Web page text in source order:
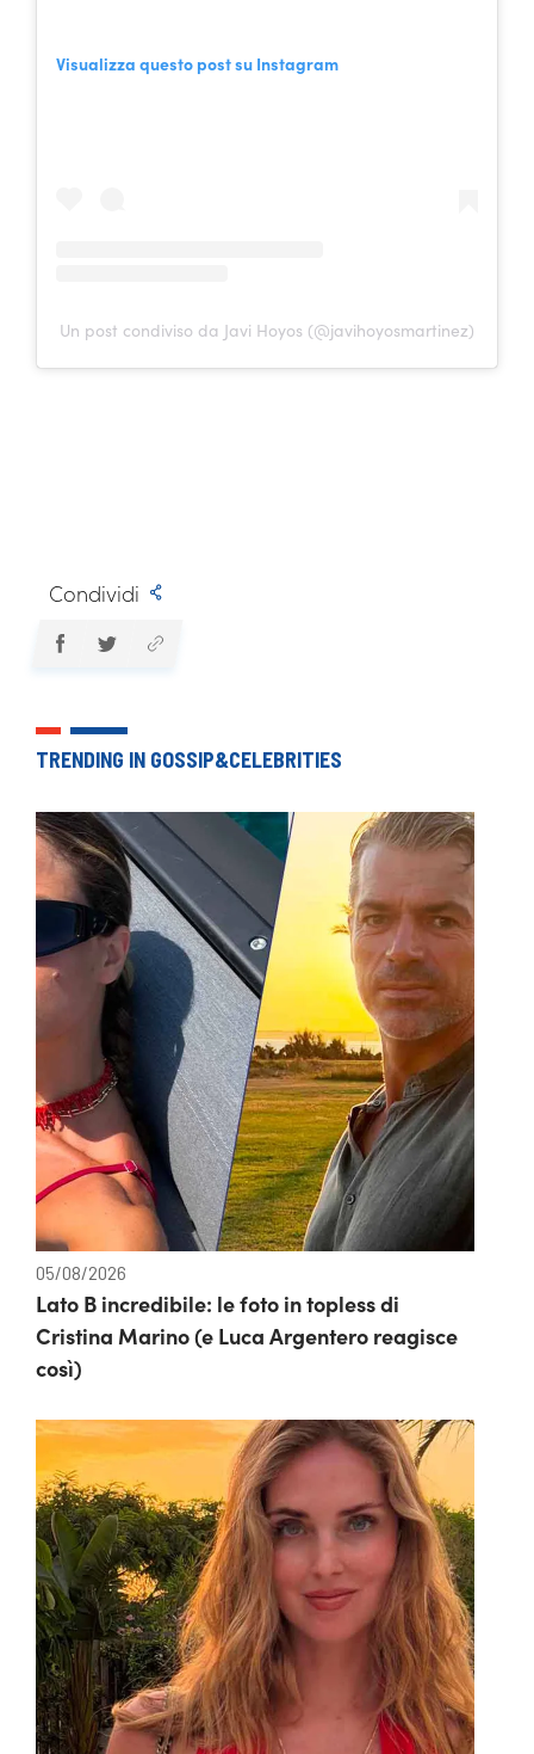
Visualizza questo post su Instagram
Un post condiviso da Javi Hoyos (@javihoyosmartinez)
Condividi
TRENDING IN GOSSIP&CELEBRITIES
05/08/2026
Lato B incredibile: le foto in topless di
Cristina Marino (e Luca Argentero reagisce
così)